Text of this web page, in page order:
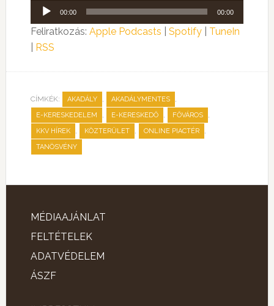
Audió
lejátszó
00:00 00:00
Feliratkozás: Apple Podcasts Spotify| TuneIn
RSS
CÍMKÉK: AKADÁLY , AKADÁLYMENTES ,
E-KERESKEDELEM , E-KERESKEDŐ , FŐVÁROS ,
KKV HÍREK , KÖZTERÜLET , ONLINE PIACTÉR ,
TANÖSVÉNY
MÉDIAAJÁNLAT
FELTÉTELEK
ADATVÉDELEM
ÁSZF